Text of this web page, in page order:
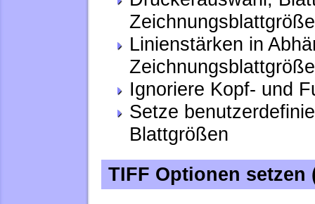
Linienstärken in
Ignoriere Kopf- und
Setze
Blattgrößen
TIFF Optionen setzen